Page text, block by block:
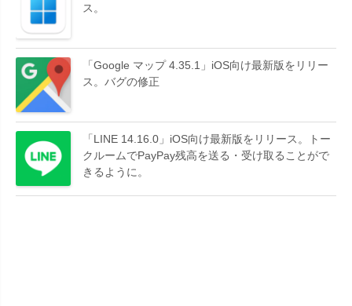
ス。
「Google マップ 4.35.1」iOS向け最新版をリリー
ス。バグの修正
「LINE 14.16.0」iOS向け最新版をリリース。トー
クルームでPayPay残高を送る・受け取ることがで
きるように。